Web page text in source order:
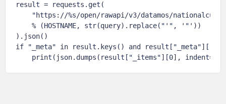
result = requests.get(
"https://%s/open/rawapi/v3/datamos/
    % (HOSTNAME, str(query).replace("'", '"'))
).json()
if "_meta" in result.keys() and
print(json.dumps(result["_items"][0], indent=4,